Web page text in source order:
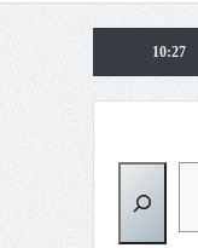
في زمن الأزمات ... كيف
10:27